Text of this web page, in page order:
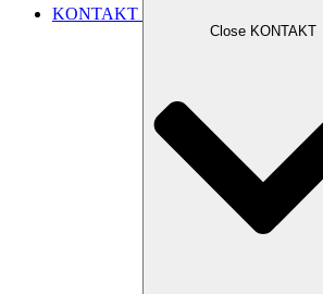
KONTAKT
Close KONTAKT